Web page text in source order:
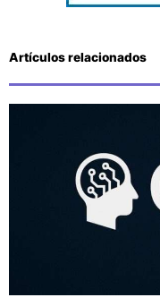
Artículos relacionados